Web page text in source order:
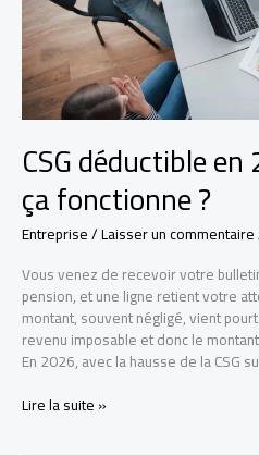
CSG déductible
ça fonctionne ?
Entreprise/Laisser un commentaire
Vous venez de recevoir votre
pension, et une ligne retient votre
montant, souvent négligé, vient
revenu imposable et donc le
En 2026, avec la hausse de la CSG
CSG
Lire la suite »